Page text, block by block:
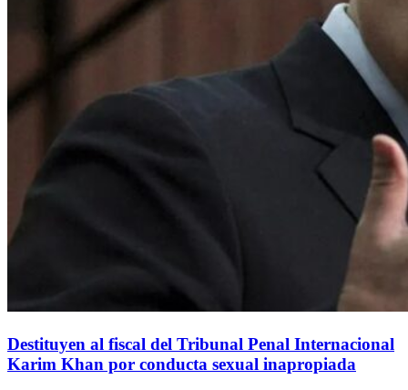
Destituyen al fiscal del Tribunal Penal Internacional
Karim Khan por conducta sexual inapropiada